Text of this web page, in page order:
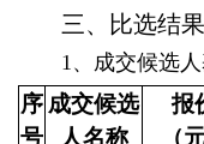
三、比选结果
1、成交候选
序
号
成交候选
人名称
报
（